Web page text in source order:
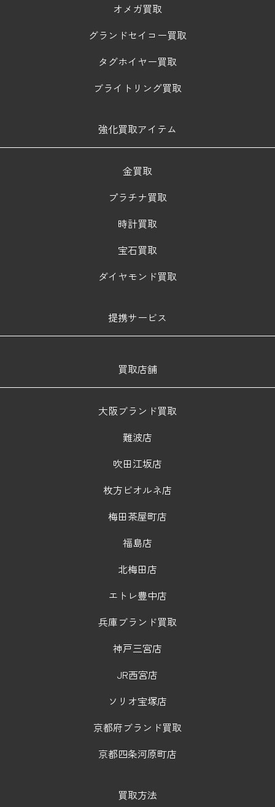
オメガ買取
グランドセイコー買取
タグホイヤー買取
ブライトリング買取
強化買取アイテム
金買取
プラチナ買取
時計買取
宝石買取
ダイヤモンド買取
提携サービス
買取店舗
大阪ブランド買取
難波店
吹田江坂店
枚方ビオルネ店
梅田茶屋町店
福島店
北梅田店
エトレ豊中店
兵庫ブランド買取
神戸三宮店
JR西宮店
ソリオ宝塚店
京都府ブランド買取
京都四条河原町店
買取方法